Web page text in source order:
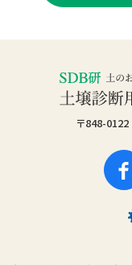
〒848-0122